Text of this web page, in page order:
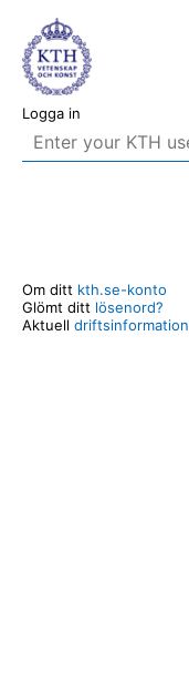
Logga in
Om ditt kth.se-konto
Glömt ditt lösenord?
Aktuell driftsinformation